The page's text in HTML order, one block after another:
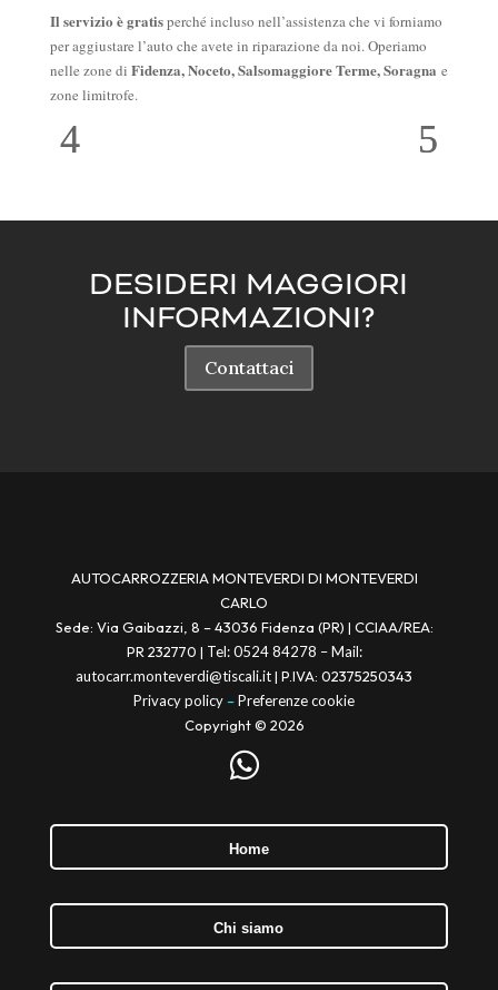
Il servizio è gratisperché incluso nell’assistenza che vi forniamo
per aggiustare l’auto che avete in riparazione da noi. Operiamo
nelle zone di Fidenza, Noceto, Salsomaggiore Terme, Soragna e
zone limitrofe.
DESIDERI MAGGIORI
INFORMAZIONI?
Contattaci
AUTOCARROZZERIA MONTEVERDI DI MONTEVERDI
CARLO
Sede: Via Gaibazzi, 8 – 43036 Fidenza (PR) | CCIAA/REA:
PR 232770 | Tel: 0524 84278 –Mail:
autocarr.monteverdi@tiscali.it|P.IVA: 02375250343
Privacy policy–Preferenze cookie
Copyright © 2026

Home
Chi siamo